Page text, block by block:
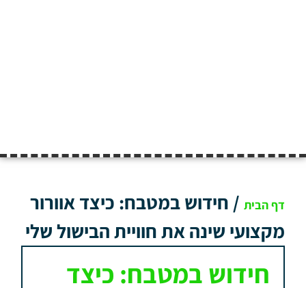
דף הבית / חידוש במטבח: כיצד אוורור
מקצועי שינה את חוויית הבישול שלי
חידוש במטבח: כיצד